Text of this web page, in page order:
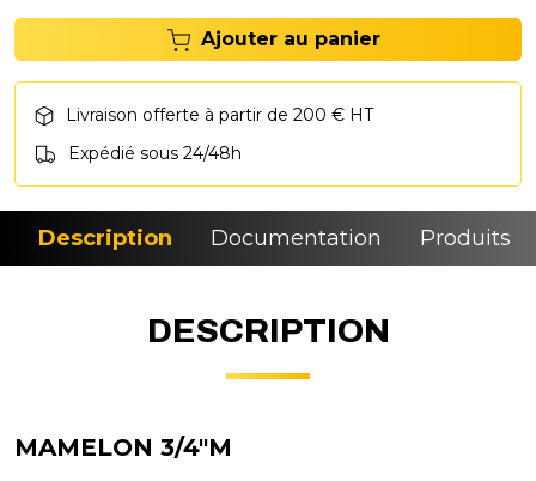
Ajouter au panier
Livraison offerte à partir de 200 € HT
Expédié sous 24/48h
Description Documentation Produits
DESCRIPTION
MAMELON 3/4"M